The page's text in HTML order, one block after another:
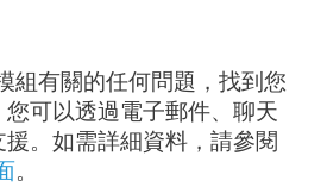
組有關的任何問題，找到您
您可以透過電子郵件、聊天
援。如需詳細資料，請參閱
。